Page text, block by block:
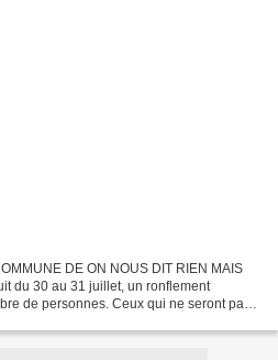
DE ON NOUS DIT RIEN MAIS
du 30 au 31 juillet, un ronflement
de personnes. Ceux qui ne seront pas